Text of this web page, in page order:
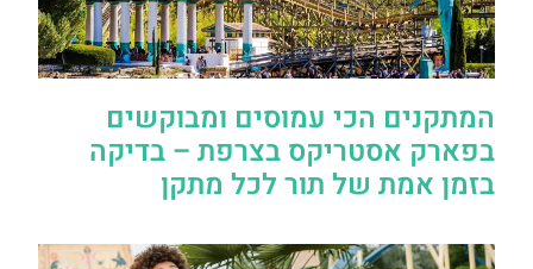
המתקנים הכי עמוסים ומבוקשים
בפארק אסטריקס בצרפת – בדיקה
בזמן אמת של תור לכל מתקן